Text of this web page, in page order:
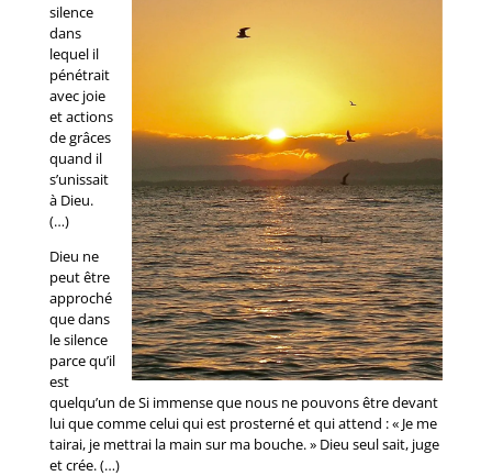
silence
dans
lequel il
pénétrait
avec joie
et actions
de grâces
quand il
s’unissait
à Dieu.
(…)
Dieu ne
peut être
approché
que dans
le silence
parce qu’il
est
quelqu’un de Si immense que nous ne pouvons être devant
lui que comme celui qui est prosterné et qui attend : « Je me
tairai, je mettrai la main sur ma bouche. » Dieu seul sait, juge
et crée. (…)